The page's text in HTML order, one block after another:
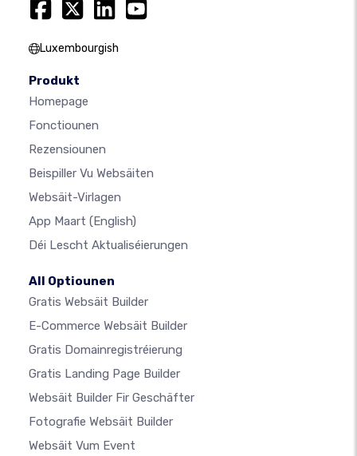
Luxembourgish
Produkt
Homepage
Fonctiounen
Rezensiounen
Beispiller Vu Websäiten
Websäit-Virlagen
App Maart (English)
Déi Lescht Aktualiséierungen
All Optiounen
Gratis Websäit Builder
E-Commerce Websäit Builder
Gratis Domainregistréierung
Gratis Landing Page Builder
Websäit Builder Fir Geschäfter
Fotografie Websäit Builder
Websäit Vum Event